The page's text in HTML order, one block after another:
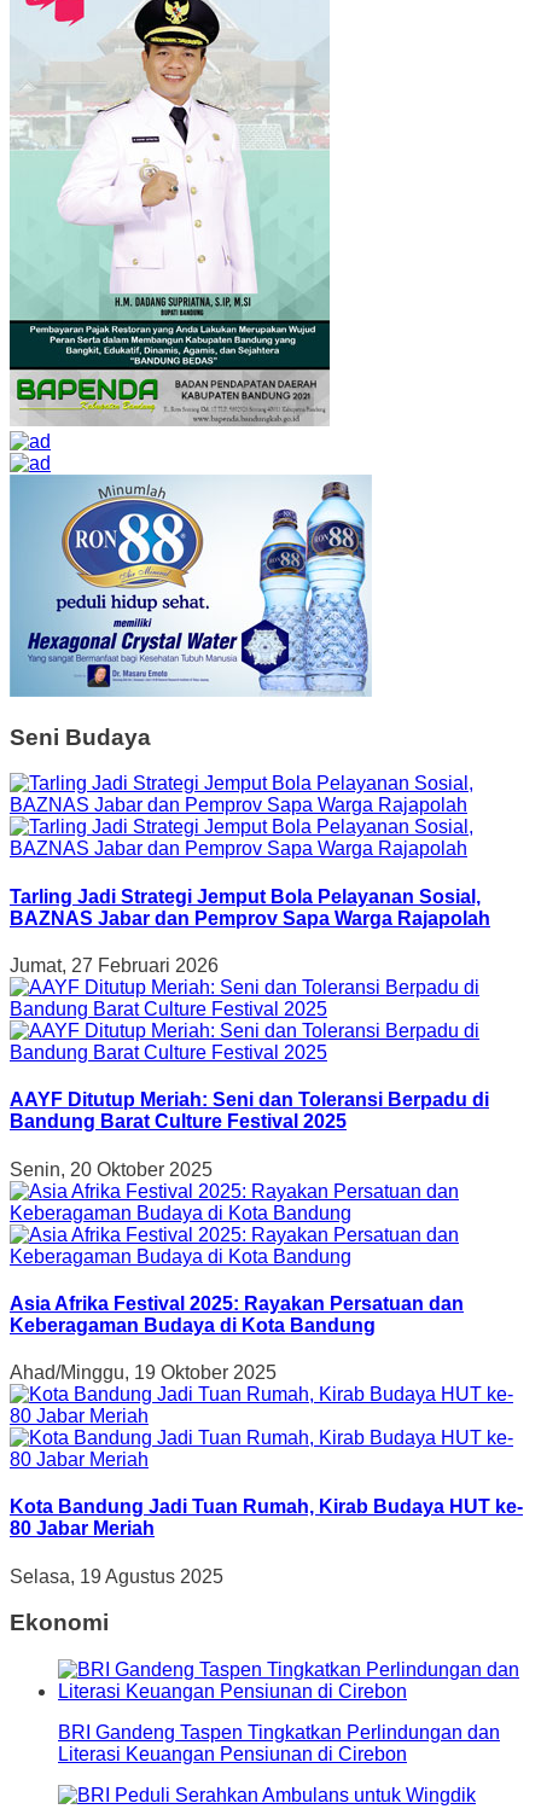
Seni Budaya
Tarling Jadi Strategi Jemput Bola Pelayanan Sosial,
BAZNAS Jabar dan Pemprov Sapa Warga Rajapolah
Jumat, 27 Februari 2026
AAYF Ditutup Meriah: Seni dan Toleransi Berpadu di
Bandung Barat Culture Festival 2025
Senin, 20 Oktober 2025
Asia Afrika Festival 2025: Rayakan Persatuan dan
Keberagaman Budaya di Kota Bandung
Ahad/Minggu, 19 Oktober 2025
Kota Bandung Jadi Tuan Rumah, Kirab Budaya HUT ke-
80 Jabar Meriah
Selasa, 19 Agustus 2025
Ekonomi
BRI Gandeng Taspen Tingkatkan Perlindungan dan
Literasi Keuangan Pensiunan di Cirebon